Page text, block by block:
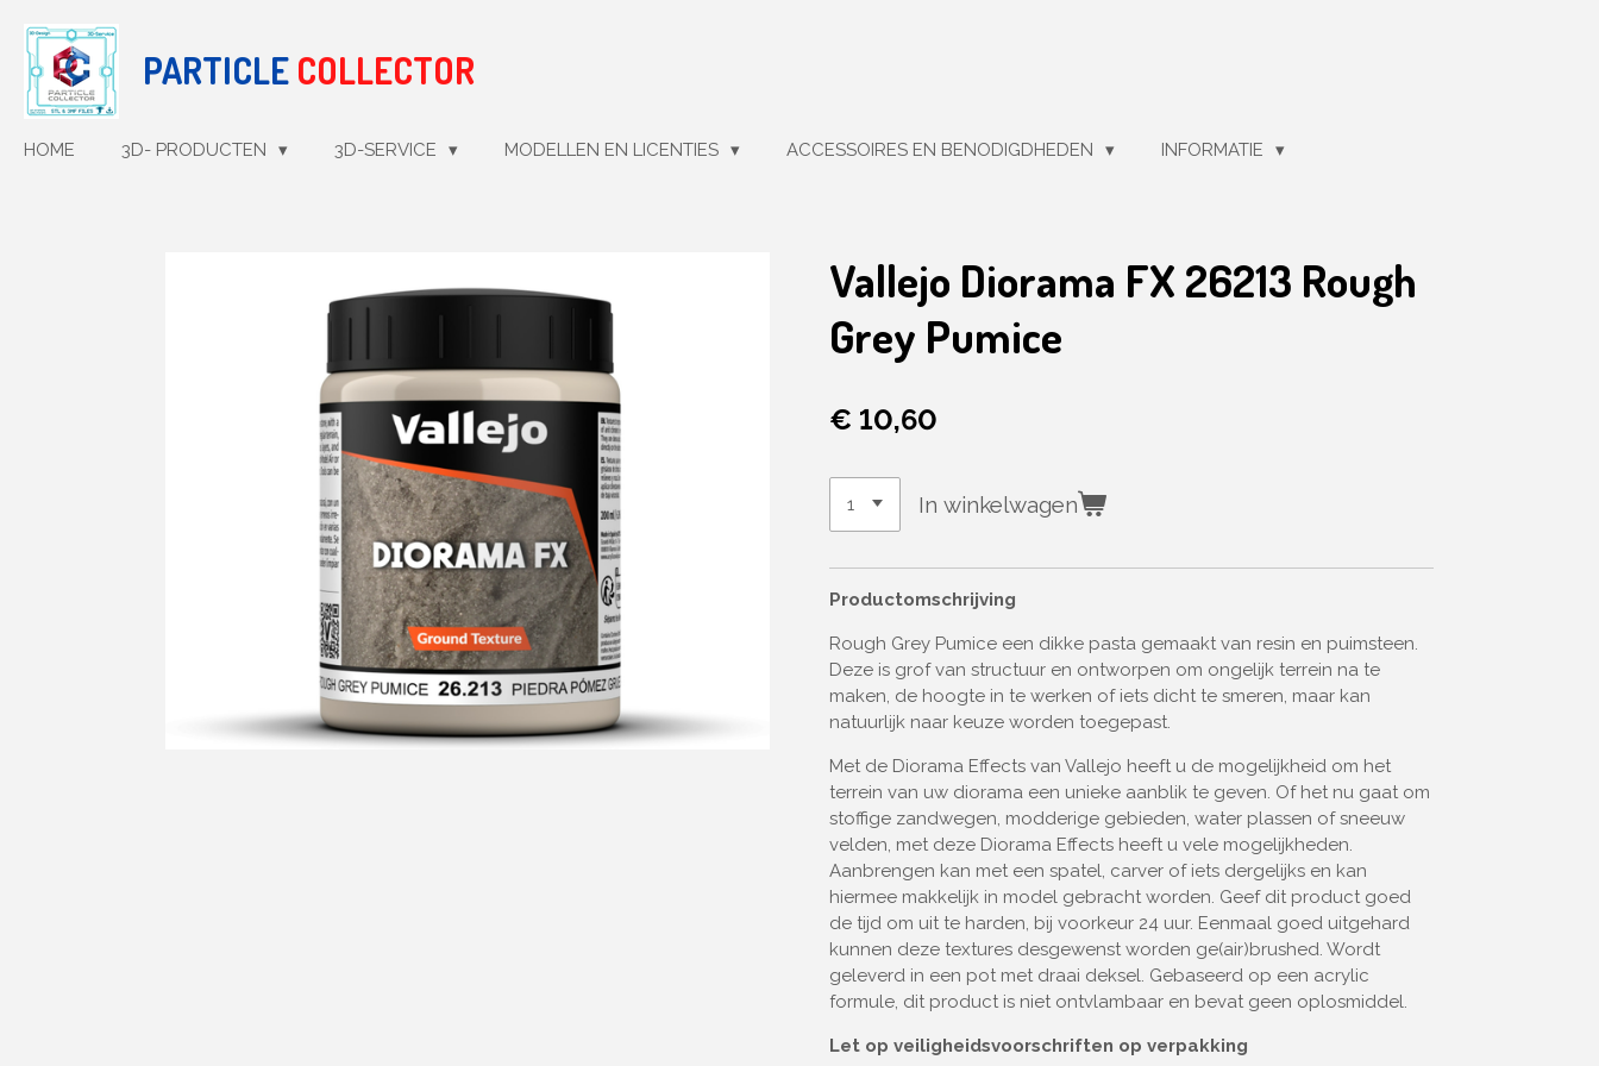
Ga
direct
naar
PARTICLE COLLECTOR
HOME 3D- PRODUCTEN 3D-SERVICE MODELLEN EN LICENTIES ACCESSOIRES EN BENODIGDHEDEN INFORMATIE
Vallejo Diorama FX 26213 Rough
Grey Pumice
€ 10,60
In winkelwagen
Productomschrijving
Rough Grey Pumice een dikke pasta gemaakt van resin en puimsteen.
Deze is grof van structuur en ontworpen om ongelijk terrein na te
maken, de hoogte in te werken of iets dicht te smeren, maar kan
natuurlijk naar keuze worden toegepast.
Met de Diorama Effects van Vallejo heeft u de mogelijkheid om het
terrein van uw diorama een unieke aanblik te geven. Of het nu gaat om
stoffige zandwegen, modderige gebieden, water plassen of sneeuw
velden, met deze Diorama Effects heeft u vele mogelijkheden.
Aanbrengen kan met een spatel, carver of iets dergelijks en kan
hiermee makkelijk in model gebracht worden. Geef dit product goed
de tijd om uit te harden, bij voorkeur 24 uur. Eenmaal goed uitgehard
kunnen deze textures desgewenst worden ge(air)brushed. Wordt
geleverd in een pot met draai deksel. Gebaseerd op een acrylic
formule, dit product is niet ontvlambaar en bevat geen oplosmiddel.
Let op veiligheidsvoorschriften op verpakking